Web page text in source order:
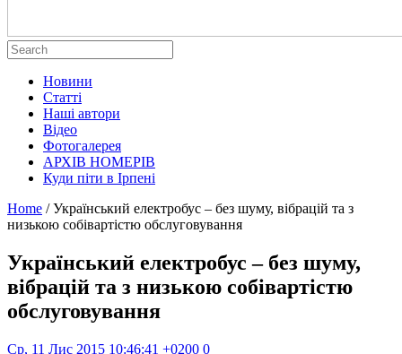
Новини
Статті
Наші автори
Відео
Фотогалерея
АРХІВ НОМЕРІВ
Куди піти в Ірпені
Home / Український електробус – без шуму, вібрацій та з
низькою собівартістю обслуговування
Український електробус – без шуму,
вібрацій та з низькою собівартістю
обслуговування
Ср, 11 Лис 2015 10:46:41 +0200 0